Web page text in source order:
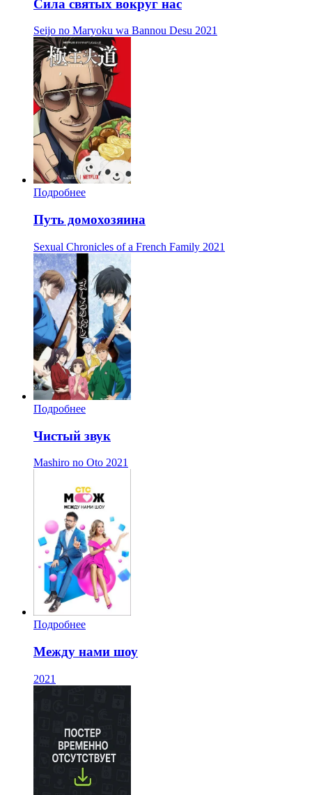
Сила святых вокруг нас
Seijo no Maryoku wa Bannou Desu 2021
Подробнее
Путь домохозяина
Sexual Chronicles of a French Family 2021
Подробнее
Чистый звук
Mashiro no Oto 2021
Подробнее
Между нами шоу
2021